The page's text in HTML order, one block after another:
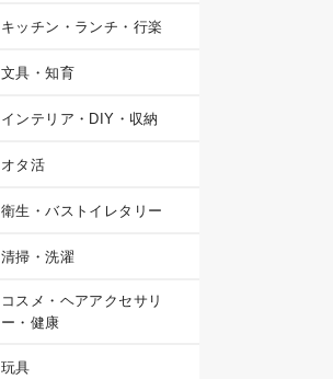
キッチン・ランチ・行楽
文具・知育
インテリア・DIY・収納
オタ活
衛生・バストイレタリー
清掃・洗濯
コスメ・ヘアアクセサリ
ー・健康
玩具